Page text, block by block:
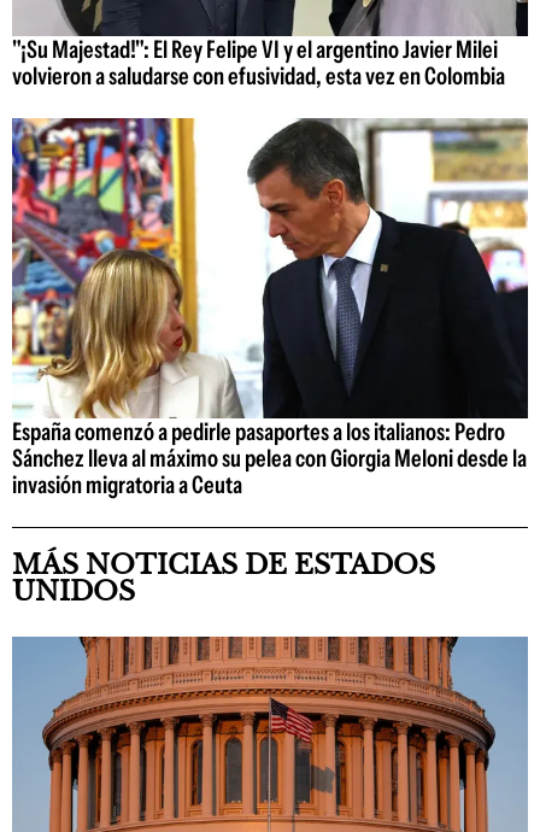
"¡Su Majestad!": El Rey Felipe VI y el argentino Javier Milei
volvieron a saludarse con efusividad, esta vez en Colombia
España comenzó a pedirle pasaportes a los italianos: Pedro
Sánchez lleva al máximo su pelea con Giorgia Meloni desde la
invasión migratoria a Ceuta
MÁS NOTICIAS DE ESTADOS
UNIDOS